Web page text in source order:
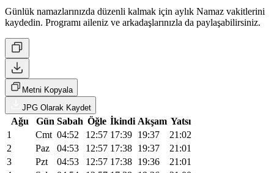
Günlük namazlarınızda düzenli kalmak için aylık Namaz vakitlerini
kaydedin. Programı aileniz ve arkadaşlarınızla da paylaşabilirsiniz.
Metni Kopyala
JPG Olarak Kaydet
Ağu Gün Sabah Öğle İkindi Akşam Yatsı
1
Cmt 04:52 12:57 17:39 19:37
21:02
2
Paz 04:53 12:57 17:38 19:37
21:01
3
Pzt 04:53 12:57 17:38 19:36
21:01